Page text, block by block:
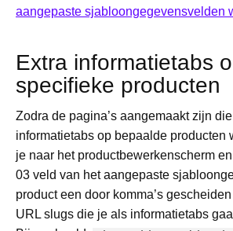
aangepaste sjabloongegevensvelden
Extra informatietabs
specifieke producten
Zodra de pagina’s aangemaakt zijn
informatietabs op bepaalde producten
je naar het productbewerkenscherm
03 veld van het aangepaste
product een door komma’s
URL slugs die je als informatietabs